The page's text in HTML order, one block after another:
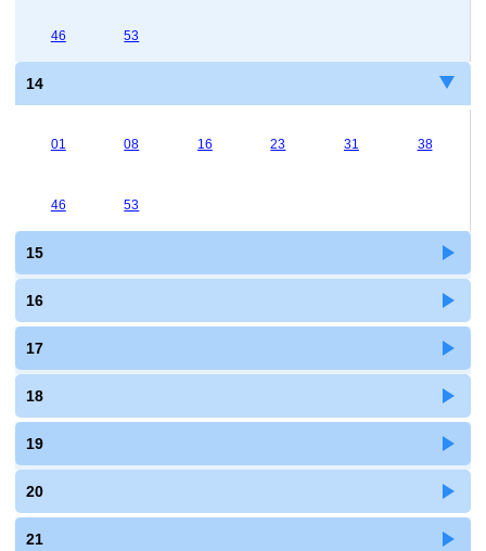
46 53
14
01 08 16 23 31 38
46 53
15
16
17
18
19
20
21